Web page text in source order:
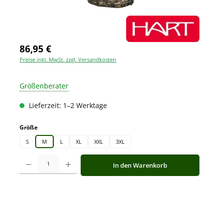
86,95 €
Preise inkl. MwSt. zzgl. Versandkosten
Größenberater
Lieferzeit: 1–2 Werktage
Größeauswählen
S M L XL XXL 3XL
Produkt Anzahl: Gib den gewünschten Wert ein oder benutze die
In den Warenkorb